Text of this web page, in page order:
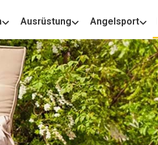
Ausrüstung Angelsport